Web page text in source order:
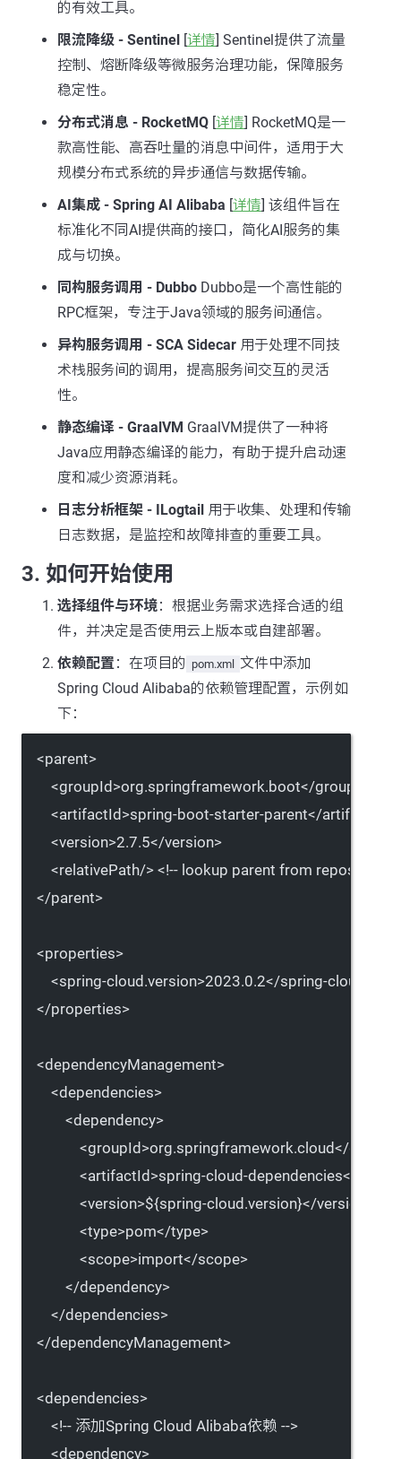
的有效工具。
限流降级 - Sentinel [详情] Sentinel提供了流量
控制、熔断降级等微服务治理功能，保障服务
稳定性。
分布式消息 - RocketMQ [详情] RocketMQ是一
款高性能、高吞吐量的消息中间件，适用于大
规模分布式系统的异步通信与数据传输。
AI集成 - Spring AI Alibaba [详情] 该组件旨在
标准化不同AI提供商的接口，简化AI服务的集
成与切换。
同构服务调用 - Dubbo Dubbo是一个高性能的
RPC框架，专注于Java领域的服务间通信。
异构服务调用 - SCA Sidecar 用于处理不同技
术栈服务间的调用，提高服务间交互的灵活
性。
静态编译 - GraalVM GraalVM提供了一种将
Java应用静态编译的能力，有助于提升启动速
度和减少资源消耗。
日志分析框架 - ILogtail 用于收集、处理和传输
日志数据，是监控和故障排查的重要工具。
3. 如何开始使用
选择组件与环境：根据业务需求选择合适的组
件，并决定是否使用云上版本或自建部署。
依赖配置 ：在项目的 pom.xml 文件中添加
Spring Cloud Alibaba的依赖管理配置，示例如
下：
<parent>
<groupId>org.springframework.boot</groupId
<artifactId>spring-boot-starter-parent</artifactId
<version>2.7.5</version>
<relativePath/> <!-- lookup parent from repository --
</parent>
<properties>
<spring-cloud.version>2023.0.2</spring-
</properties>
<dependencyManagement>
<dependencies>
<dependency>
<groupId>org.springframework.cloud</
<artifactId>spring-cloud-dependencies</
<version>${spring-cloud.version}</version
<type>pom</type>
<scope>import</scope>
</dependency>
</dependencies>
</dependencyManagement>
<dependencies>
<!-- 添加Spring Cloud Alibaba依赖 -->
<dependency>